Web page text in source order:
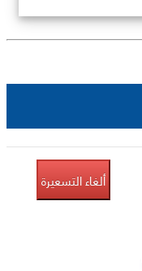
ألغاء التسعيرة